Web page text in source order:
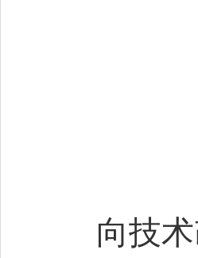
向技